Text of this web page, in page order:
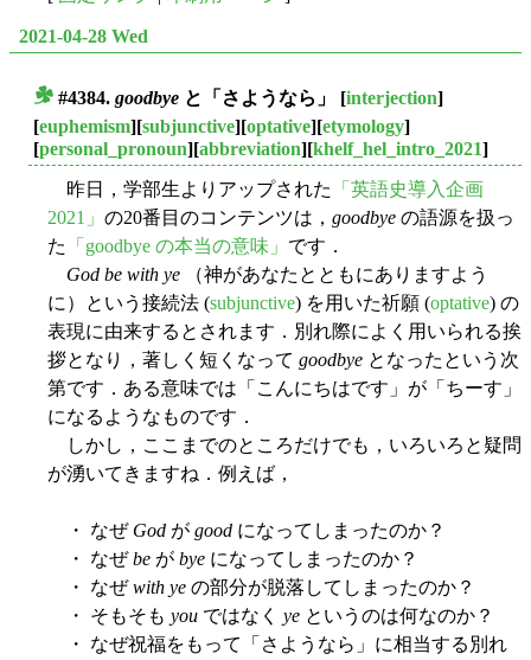
2021-04-28 Wed
#4384. goodbye と「さようなら」 [interjection]
[euphemism][subjunctive][optative][etymology]
[personal_pronoun][abbreviation][khelf_hel_intro_2021]
昨日，学部生よりアップされた
「英語史導入企画
2021」 の20番目のコンテンツは， goodbye の語源を扱っ
た
「goodbye の本当の意味」 です．
God be with ye （神があなたとともにありますよう
に）という接続法 (subjunctive) を用いた祈願 (optative) の
表現に由来するとされます．別れ際によく用いられる挨
拶となり，著しく短くなって goodbye となったという次
第です．ある意味では「こんにちはです」が「ちーす」
になるようなものです．
しかし，ここまでのところだけでも，いろいろと疑問
が湧いてきますね．例えば，
・ なぜ God が good になってしまったのか？
・ なぜbe が bye になってしまったのか？
・ なぜwith ye の部分が脱落してしまったのか？
・ そもそも you ではなく ye というのは何なのか？
・ なぜ祝福をもって「さようなら」に相当する別れ